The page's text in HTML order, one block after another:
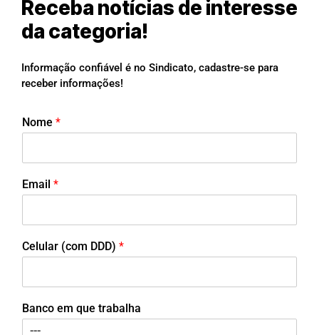
Receba notícias de interesse
da categoria!
Informação confiável é no Sindicato, cadastre-se para
receber informações!
Nome *
Email *
Celular (com DDD) *
Banco em que trabalha